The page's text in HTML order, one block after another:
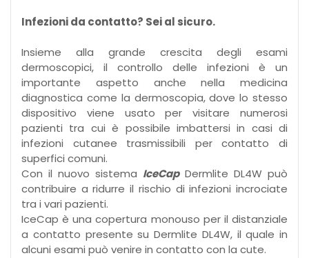
Infezioni da contatto? Sei al sicuro.
Insieme alla grande crescita degli esami
dermoscopici, il controllo delle infezioni è un
importante aspetto anche nella medicina
diagnostica come la dermoscopia, dove lo stesso
dispositivo viene usato per visitare numerosi
pazienti tra cui è possibile imbattersi in casi di
infezioni cutanee trasmissibili per contatto di
superfici comuni.
Con il nuovo sistema IceCapDermlite DL4W può
contribuire a ridurre il rischio di infezioni incrociate
tra i vari pazienti.
IceCap è una copertura monouso per il distanziale
a contatto presente su Dermlite DL4W, il quale in
alcuni esami può venire in contatto con la cute.